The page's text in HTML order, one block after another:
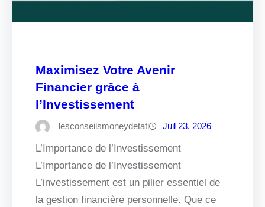
Maximisez Votre Avenir
Financier grâce à
l’Investissement
lesconseilsmoneydetati Juil 23, 2026
L’Importance de l’Investissement
L’Importance de l’Investissement
L’investissement est un pilier essentiel de
la gestion financière personnelle. Que ce